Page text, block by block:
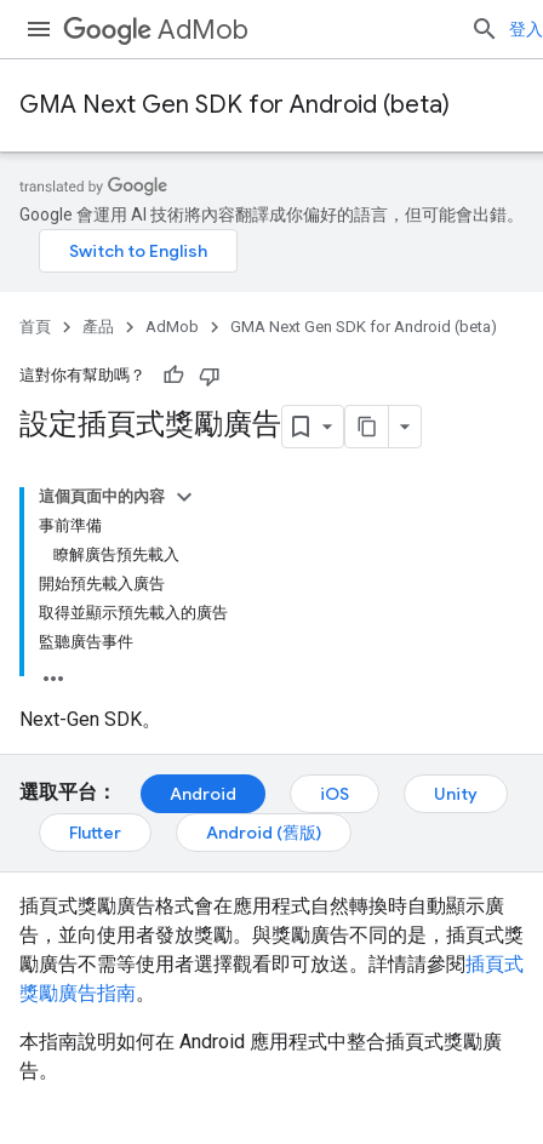
AdMob 登入
GMA Next Gen SDK for Android (beta)
Google 會運用 AI 技術將內容翻譯成你偏好的語言，但可能會出錯。
首頁 產品 AdMob GMA Next Gen SDK for Android (beta)
這對你有幫助嗎？
設定插頁式獎勵廣告
這個頁面中的內容
事前準備
瞭解廣告預先載入
開始預先載入廣告
取得並顯示預先載入的廣告
監聽廣告事件
Next-Gen SDK。
選取平台： Android iOS
Unity
Flutter
Android (舊版)
插頁式獎勵廣告格式會在應用程式自然轉換時自動顯示廣
告，並向使用者發放獎勵。與獎勵廣告不同的是，插頁式獎
勵廣告不需等使用者選擇觀看即可放送。詳情請參閱插頁式
獎勵廣告指南。
本指南說明如何在 Android 應用程式中整合插頁式獎勵廣
告。